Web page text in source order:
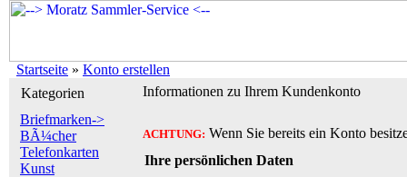
Startseite » Konto erstellen
Kategorien
Briefmarken->
BÃ¼cher
Telefonkarten
Kunst
Informationen zu Ihrem Kundenkonto
ACHTUNG: Wenn Sie bereits ein Konto
Ihre persönlichen Daten